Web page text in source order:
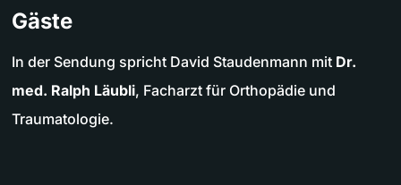
Gäste
In der Sendung spricht David Staudenmann mit Dr.
med. Ralph Läubli, Facharzt für Orthopädie und
Traumatologie.